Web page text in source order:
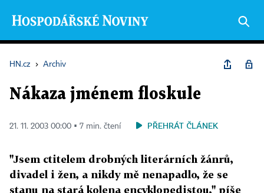
HN.cz › Archiv
Nákaza jménem floskule
21. 11. 2003 00:00 ▪ 7 min. čtení PŘEHRÁT ČLÁNEK
"Jsem ctitelem drobných literárních žánrů,
divadel i žen, a nikdy mě nenapadlo, že se
stanu na stará kolena encyklopedistou," píše